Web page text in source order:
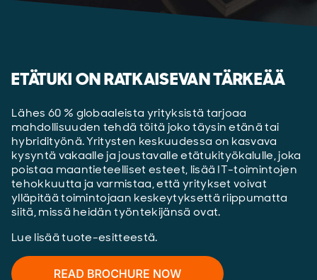
ETÄTUKI ON RATKAISEVAN TÄRKEÄÄ
Lähes 60 % globaaleista yrityksistä tarjoaa
mahdollisuuden tehdä töitä joko täysin etänä tai
hybridityönä. Yritysten keskuudessa on kasvava
kysyntä vakaalle ja joustavalle etätukityökalulle, joka
poistaa maantieteelliset esteet, lisää IT-toimintojen
tehokkuutta ja varmistaa, että yritykset voivat
ylläpitää toimintojaan keskeytyksettä riippumatta
siitä, missä heidän työntekijänsä ovat.
Lue lisää tuote-esitteestä.